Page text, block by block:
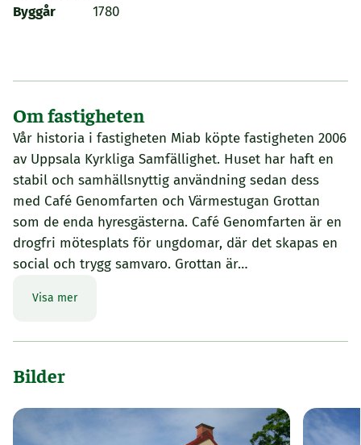
Byggår
1780
Om fastigheten
Vår historia i fastigheten Miab köpte fastigheten 2006
av Uppsala Kyrkliga Samfällighet. Huset har haft en
stabil och samhällsnyttig användning sedan dess
med Café Genomfarten och Värmestugan Grottan
som de enda hyresgästerna. Café Genomfarten är en
drogfri mötesplats för ungdomar, där det skapas en
social och trygg samvaro. Grottan är…
Visa mer
Bilder